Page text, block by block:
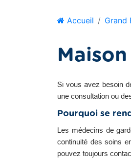
Accueil Grand
Si vous avez besoin
une consultation ou
Pourquoi se
Les médecins de
continuité des soins
pouvez toujours